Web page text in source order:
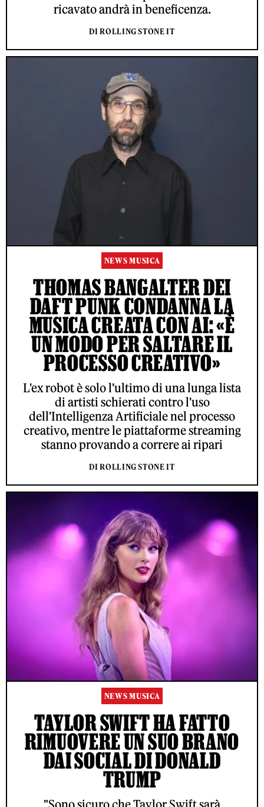
ricavato andrà in beneficenza.
DI ROLLING STONE IT
NEWS MUSICA
THOMAS BANGALTER DEI
DAFT PUNK CONDANNA LA
MUSICA CREATA CON AI: «È
UN MODO PER SALTARE IL
PROCESSO CREATIVO»
L'ex robot è solo l'ultimo di una lunga lista
di artisti schierati contro l'uso
dell'Intelligenza Artificiale nel processo
creativo, mentre le piattaforme streaming
stanno provando a correre ai ripari
DI ROLLING STONE IT
NEWS MUSICA
TAYLOR SWIFT HA FATTO
RIMUOVERE UN SUO BRANO
DAI SOCIAL DI DONALD
TRUMP